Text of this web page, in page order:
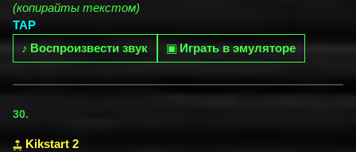
(копирайты текстом)
TAP
♪ Воспроизвести звук ▣ Играть в эмуляторе
30.
Kikstart 2